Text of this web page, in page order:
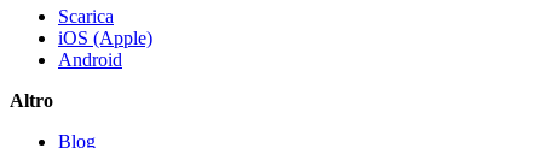
Scarica
iOS (Apple)
Android
Altro
Blog